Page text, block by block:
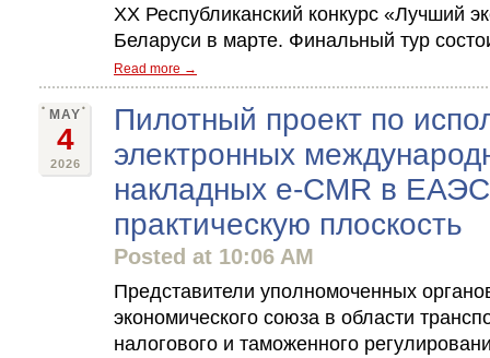
ХХ Республиканский конкурс «Лучший
Беларуси в марте. Финальный тур
Read more →
MAY
4
2026
Пилотный проект по
электронных
накладных e-CMR в
практическую плоскость
Posted at 10:06 AM
Представители уполномоченных
экономического союза в области
налогового и таможенного